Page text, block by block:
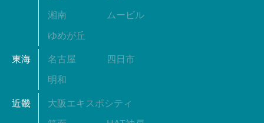
湘南 ムービル
ゆめが丘
東海 名古屋 四日市
明和
近畿 大阪エキスポシティ